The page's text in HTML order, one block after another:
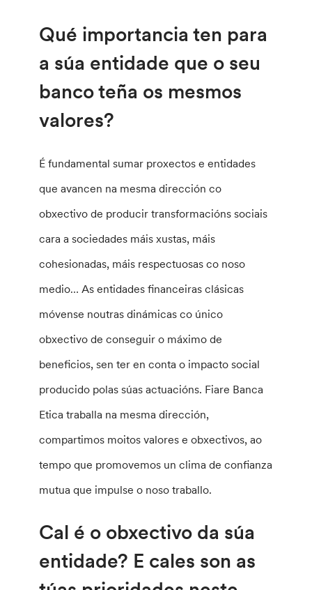
Qué importancia ten para
a súa entidade que o seu
banco teña os mesmos
valores?
É fundamental sumar proxectos e entidades
que avancen na mesma dirección co
obxectivo de producir transformacións sociais
cara a sociedades máis xustas, máis
cohesionadas, máis respectuosas co noso
medio… As entidades financeiras clásicas
móvense noutras dinámicas co único
obxectivo de conseguir o máximo de
beneficios, sen ter en conta o impacto social
producido polas súas actuacións. Fiare Banca
Etica traballa na mesma dirección,
compartimos moitos valores e obxectivos, ao
tempo que promovemos un clima de confianza
mutua que impulse o noso traballo.
Cal é o obxectivo da súa
entidade? E cales son as